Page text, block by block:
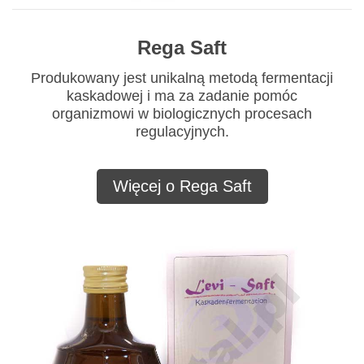
Rega Saft
Produkowany jest unikalną metodą fermentacji
kaskadowej i ma za zadanie pomóc
organizmowi w biologicznych procesach
regulacyjnych.
Więcej o Rega Saft